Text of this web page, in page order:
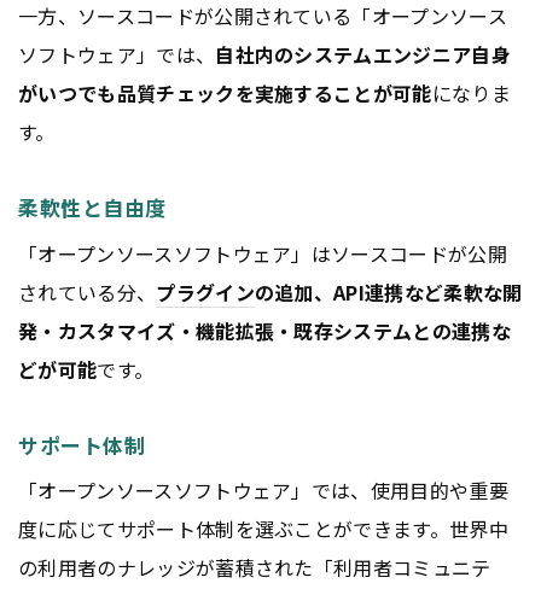
一方、ソースコードが公開されている「オープンソース
ソフトウェア」では、 自社内のシステムエンジニア自身
がいつでも品質チェックを実施することが可能になりま
す。
柔軟性と自由度
「オープンソースソフトウェア」はソースコードが公開
されている分、 プラグインの追加、API連携など柔軟な開
発・カスタマイズ・機能拡張・既存システムとの連携な
どが可能です。
サポート体制
「オープンソースソフトウェア」では、使用目的や重要
度に応じてサポート体制を選ぶことができます。世界中
の利用者のナレッジが蓄積された「利用者コミュニテ